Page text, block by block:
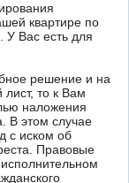
квартире по
У Вас есть для
решение и на
то к Вам
наложения
В этом случае
с иском об
Правовые